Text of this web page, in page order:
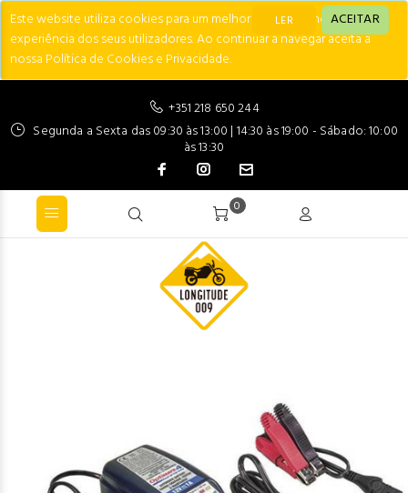
Este website utiliza cookies para um melhor desempenho e
experiência dos seus utilizadores. Ao continuar a navegar aceita a
nossa Política de Cookies e Privacidade.
LER ACEITAR
+351 218 650 244
Segunda a Sexta das 09:30 às 13:00 | 14:30 às 19:00 - Sábado: 10:00
às 13:30
0